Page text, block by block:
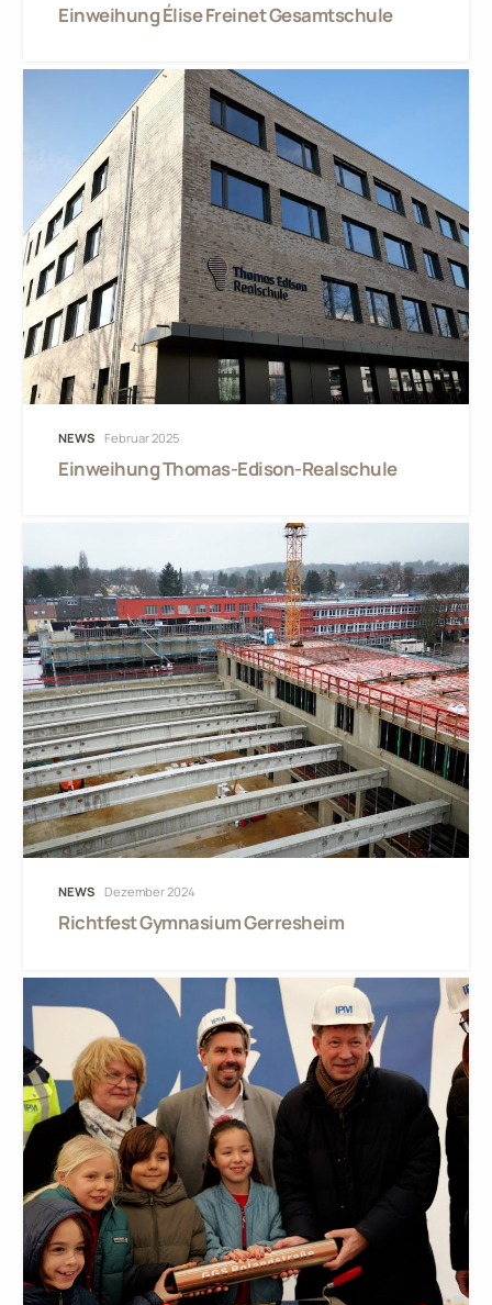
Einweihung Élise Freinet Gesamtschule
NEWS Februar 2025
Einweihung Thomas-Edison-Realschule
NEWS Dezember 2024
Richtfest Gymnasium Gerresheim